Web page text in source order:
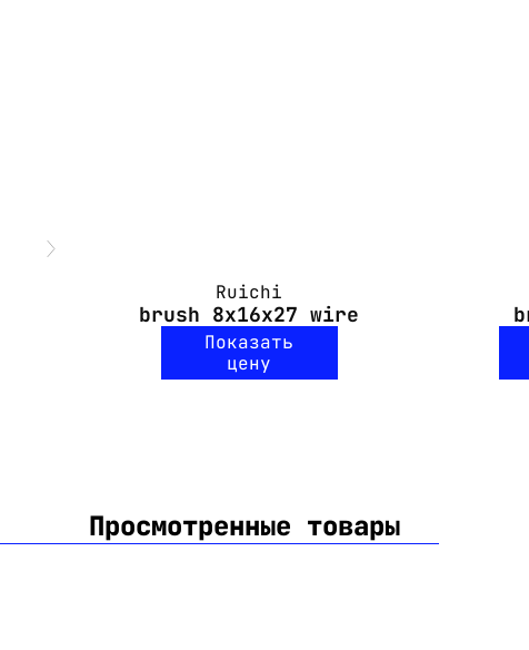
Ruichi
brush 8x16x27 wire
Показать
цену
Просмотренные товары